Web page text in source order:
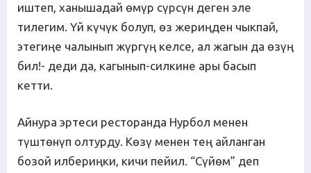
иштеп, ханышадай өмүр сүрсүн деген эле
тилегим. Үй күчүк болуп, өз жериңден чыкпай,
этегиңе чалынып жүргүң келсе, ал жагын да өзүң
бил!- деди да, кагынып-силкине ары басып
кетти.
Айнура эртеси ресторанда Нурбол менен
түштөнүп олтурду. Көзү менен тең айланган
бозой илбериңки, кичи пейил. “Сүйөм” деп